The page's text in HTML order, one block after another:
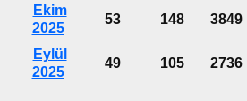
Ekim
2025
53 148 3849
Eylül
2025
49 105 2736